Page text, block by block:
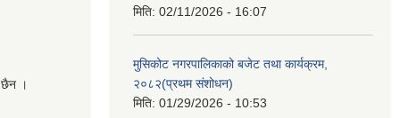
छैन ।
मिति: 02/11/2026 - 16:07
मुसिकोट नगरपालिकाको बजेट तथा कार्यक्रम,
२०८२(प्रथम संशोधन)
मिति: 01/29/2026 - 10:53